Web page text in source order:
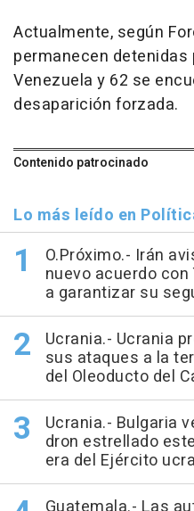
Actualmente, según
permanecen
Venezuela y 62 se
desaparición forzada.
Contenido patrocinado
Lo más leído en
O.Próximo.- Irán
nuevo acuerdo
a garantizar su
Ucrania.- Ucrania
sus ataques a la
del Oleoducto del
Ucrania.- Bulgaria
dron estrellado
era del Ejército